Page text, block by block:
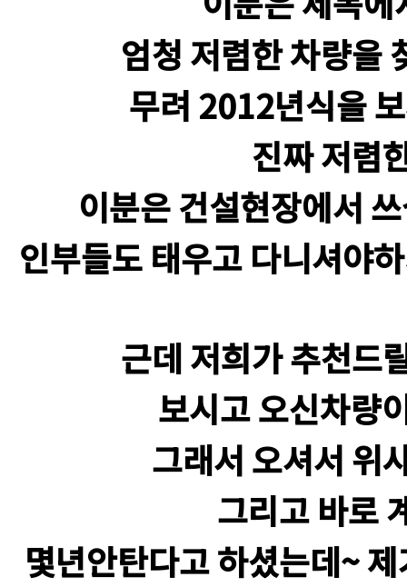
엄청 저렴한 차량을
무려 2012년식을
진짜 저렴
이분은 건설현장에서
인부들도 태우고 다니셔야
근데 저희가 추천드
보시고 오신차량
그래서 오셔서 위
그리고 바로
몇년안탄다고 하셨는데~